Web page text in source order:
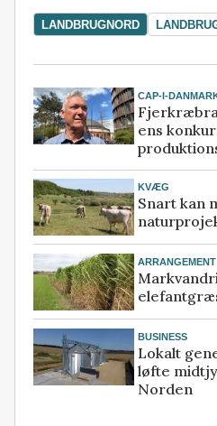
LANDBRUGNORD
CAP-I-
ens
KVÆG
Snart kan
ARRANGEMENT
BUSINESS
Lokalt
løfte
Norden